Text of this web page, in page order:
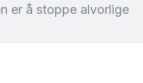
er å stoppe alvorlige